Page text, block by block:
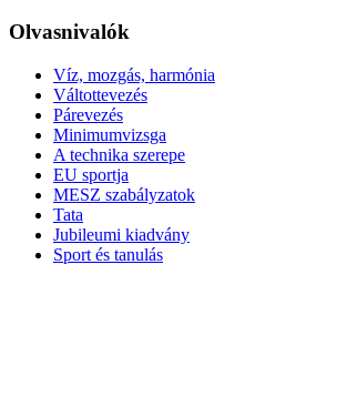
Olvasnivalók
Víz, mozgás, harmónia
Váltottevezés
Párevezés
Minimumvizsga
A technika szerepe
EU sportja
MESZ szabályzatok
Tata
Jubileumi kiadvány
Sport és tanulás